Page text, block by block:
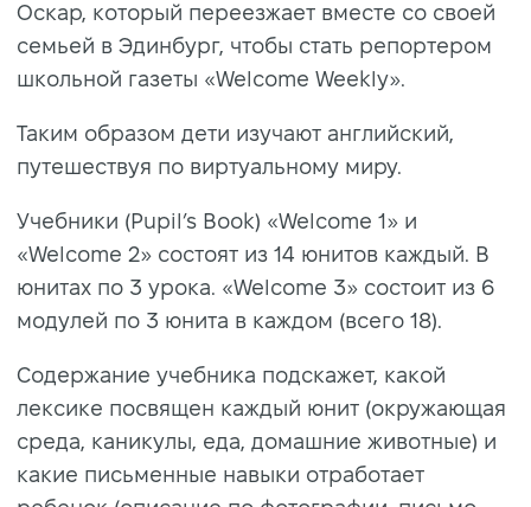
Оскар, который переезжает вместе со своей
семьей в Эдинбург, чтобы стать репортером
школьной газеты «Welcome Weekly».
Таким образом дети изучают английский,
путешествуя по виртуальному миру.
Учебники (Pupil’s Book) «Welcome 1» и
«Welcome 2» состоят из 14 юнитов каждый. В
юнитах по 3 урока. «Welcome 3» состоит из 6
модулей по 3 юнита в каждом (всего 18).
Содержание учебника подскажет, какой
лексике посвящен каждый юнит (окружающая
среда, каникулы, еда, домашние животные) и
какие письменные навыки отработает